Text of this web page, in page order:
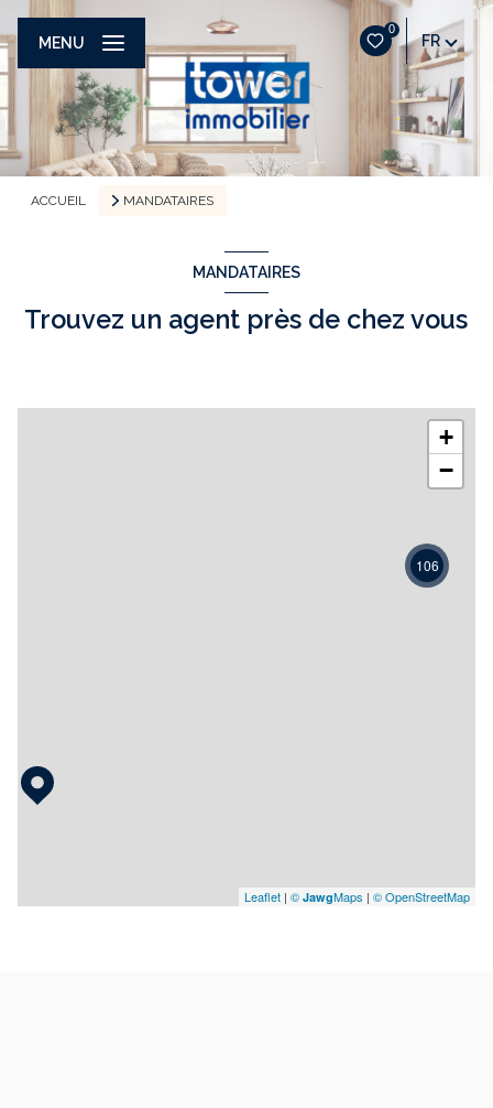
0
FR
MENU
ACCUEIL MANDATAIRES
MANDATAIRES
Trouvez un agent près de chez vous
106
+
−
Leaflet | © JawgMaps | © OpenStreetMap